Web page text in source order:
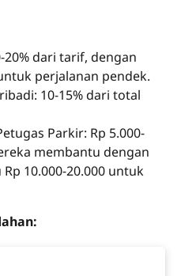
20% dari tarif, dengan
perjalanan pendek.
10-15% dari total
Parkir: Rp 5.000-
membantu dengan
10.000-20.000 untuk